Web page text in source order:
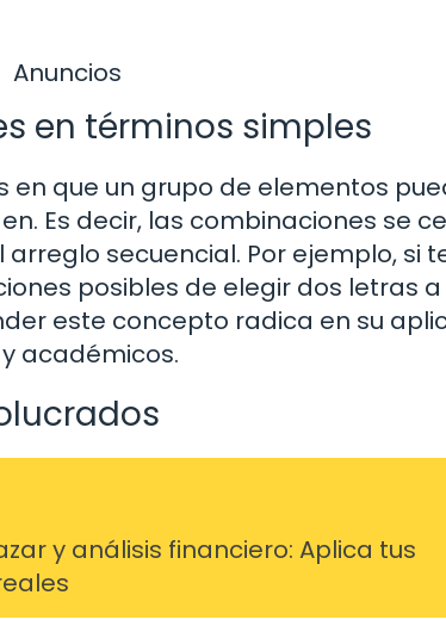
Anuncios
en términos simples
en que un grupo de elementos
Es decir, las combinaciones se
secuencial. Por ejemplo, si
posibles de elegir dos letras
este concepto radica en su
académicos.
y análisis financiero: Aplica tus